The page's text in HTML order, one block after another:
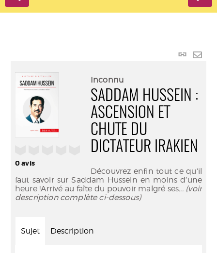
Lien
0avis
Inconnu
SADDAM HUSSEIN :
ASCENSION ET
CHUTE DU
DICTATEUR IRAKIEN
Découvrez enfin tout ce qu’il
faut savoir sur Saddam Hussein en moins d’une
heure !Arrivé au faîte du pouvoir malgré ses... (voir
description complète ci-dessous)
Sujet Description